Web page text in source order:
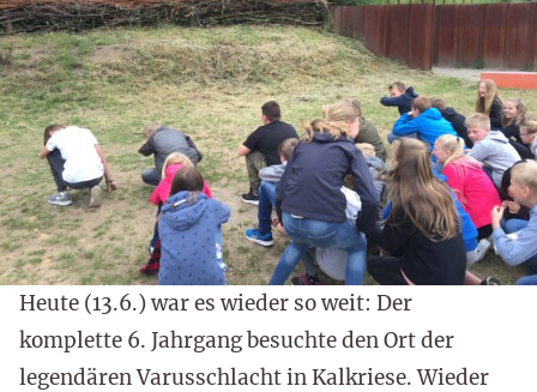
Heute (13.6.) war es wieder so weit: Der
komplette 6. Jahrgang besuchte den Ort der
legendären Varusschlacht in Kalkriese. Wieder